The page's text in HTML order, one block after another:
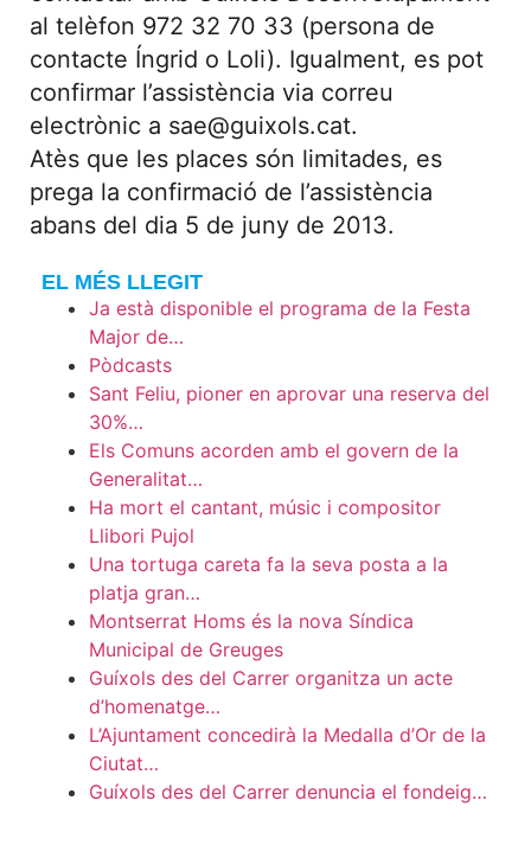
al telèfon 972 32 70 33 (persona de
contacte Íngrid o Loli). Igualment, es pot
confirmar l’assistència via correu
electrònic a sae@guixols.cat.
Atès que les places són limitades, es
prega la confirmació de l’assistència
abans del dia 5 de juny de 2013.
EL MÉS LLEGIT
Ja està disponible el programa de la Festa
Major de…
Pòdcasts
Sant Feliu, pioner en aprovar una reserva del
30%…
Els Comuns acorden amb el govern de la
Generalitat…
Ha mort el cantant, músic i compositor
Llibori Pujol
Una tortuga careta fa la seva posta a la
platja gran…
Montserrat Homs és la nova Síndica
Municipal de Greuges
Guíxols des del Carrer organitza un acte
d’homenatge…
L’Ajuntament concedirà la Medalla d’Or de la
Ciutat…
Guíxols des del Carrer denuncia el fondeig…